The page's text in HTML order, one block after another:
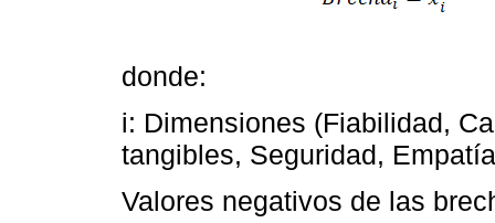
donde:
i: Dimensiones (Fiabilidad,
tangibles, Seguridad,
Valores negativos de las